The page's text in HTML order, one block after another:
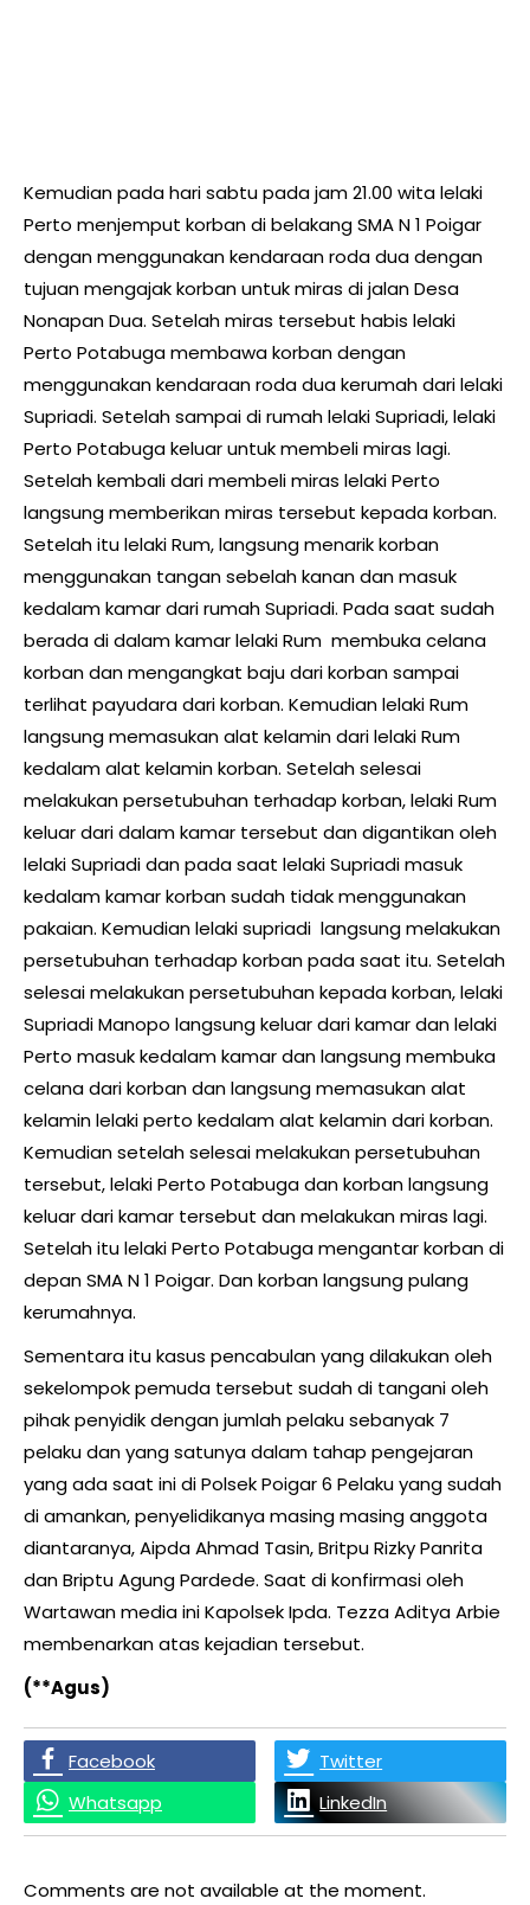
Kemudian pada hari sabtu pada jam 21.00 wita lelaki
Perto menjemput korban di belakang SMA N 1 Poigar
dengan menggunakan kendaraan roda dua dengan
tujuan mengajak korban untuk miras di jalan Desa
Nonapan Dua. Setelah miras tersebut habis lelaki
Perto Potabuga membawa korban dengan
menggunakan kendaraan roda dua kerumah dari lelaki
Supriadi. Setelah sampai di rumah lelaki Supriadi, lelaki
Perto Potabuga keluar untuk membeli miras lagi.
Setelah kembali dari membeli miras lelaki Perto
langsung memberikan miras tersebut kepada korban.
Setelah itu lelaki Rum, langsung menarik korban
menggunakan tangan sebelah kanan dan masuk
kedalam kamar dari rumah Supriadi. Pada saat sudah
berada di dalam kamar lelaki Rum membuka celana
korban dan mengangkat baju dari korban sampai
terlihat payudara dari korban. Kemudian lelaki Rum
langsung memasukan alat kelamin dari lelaki Rum
kedalam alat kelamin korban. Setelah selesai
melakukan persetubuhan terhadap korban, lelaki Rum
keluar dari dalam kamar tersebut dan digantikan oleh
lelaki Supriadi dan pada saat lelaki Supriadi masuk
kedalam kamar korban sudah tidak menggunakan
pakaian. Kemudian lelaki supriadi langsung melakukan
persetubuhan terhadap korban pada saat itu. Setelah
selesai melakukan persetubuhan kepada korban, lelaki
Supriadi Manopo langsung keluar dari kamar dan lelaki
Perto masuk kedalam kamar dan langsung membuka
celana dari korban dan langsung memasukan alat
kelamin lelaki perto kedalam alat kelamin dari korban.
Kemudian setelah selesai melakukan persetubuhan
tersebut, lelaki Perto Potabuga dan korban langsung
keluar dari kamar tersebut dan melakukan miras lagi.
Setelah itu lelaki Perto Potabuga mengantar korban di
depan SMA N 1 Poigar. Dan korban langsung pulang
kerumahnya.
Sementara itu kasus pencabulan yang dilakukan oleh
sekelompok pemuda tersebut sudah di tangani oleh
pihak penyidik dengan jumlah pelaku sebanyak 7
pelaku dan yang satunya dalam tahap pengejaran
yang ada saat ini di Polsek Poigar 6 Pelaku yang sudah
di amankan, penyelidikanya masing masing anggota
diantaranya, Aipda Ahmad Tasin, Britpu Rizky Panrita
dan Briptu Agung Pardede. Saat di konfirmasi oleh
Wartawan media ini Kapolsek Ipda. Tezza Aditya Arbie
membenarkan atas kejadian tersebut.
(**Agus)
Facebook
Twitter
Whatsapp
LinkedIn
Comments are not available at the moment.